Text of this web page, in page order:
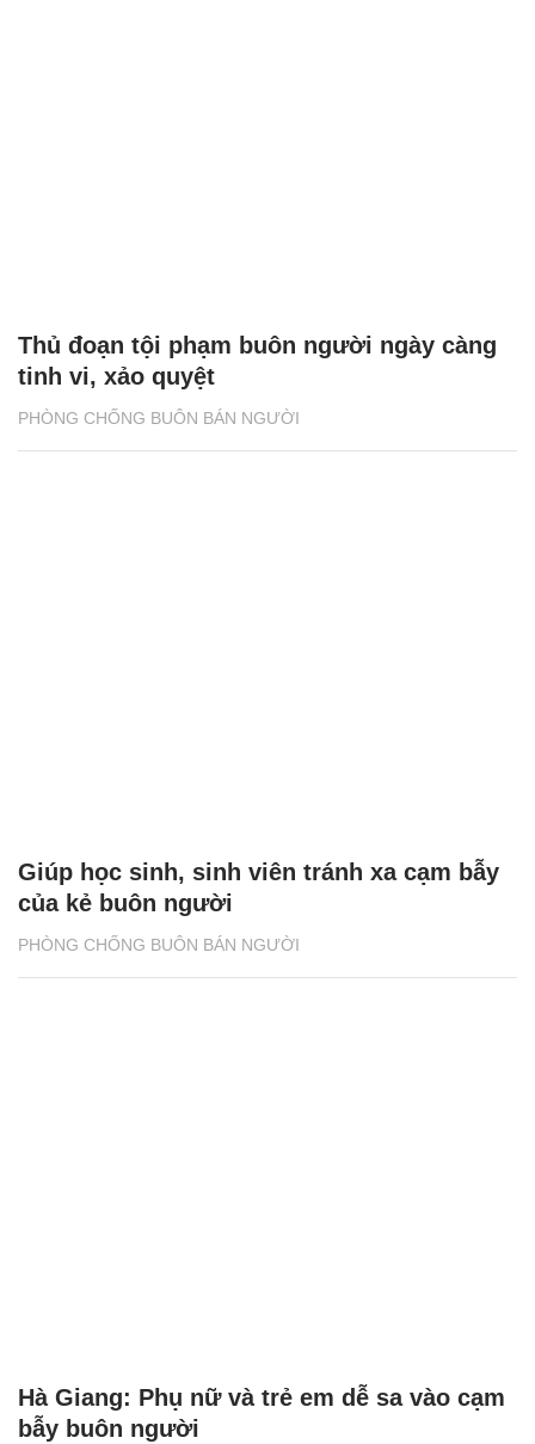
PHÒNG CHỐNG BUÔN BÁN NGƯỜI
Thủ đoạn tội phạm buôn người ngày càng
tinh vi, xảo quyệt
PHÒNG CHỐNG BUÔN BÁN NGƯỜI
Giúp học sinh, sinh viên tránh xa cạm bẫy
của kẻ buôn người
Hà Giang: Phụ nữ và trẻ em dễ sa vào cạm
bẫy buôn người